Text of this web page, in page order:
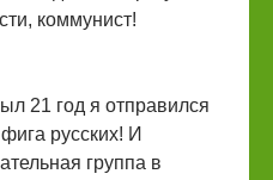
коммунист!
21 год я отправился
русских! И
группа в